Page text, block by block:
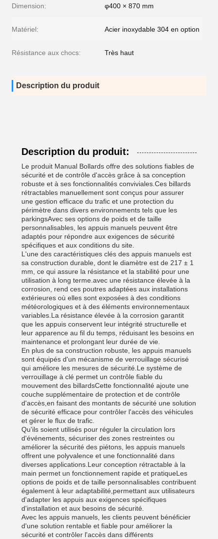
Dimension: φ400 × 870 mm
Matériel: Acier inoxydable 304 en option
Résistance aux chocs: Très haut
Description du produit
Description du produit:
Le produit Manual Bollards offre des solutions fiables de
sécurité et de contrôle d'accès grâce à sa conception
robuste et à ses fonctionnalités conviviales.Ces billards
rétractables manuellement sont conçus pour assurer
une gestion efficace du trafic et une protection du
périmètre dans divers environnements tels que les
parkingsAvec ses options de poids et de taille
personnalisables, les appuis manuels peuvent être
adaptés pour répondre aux exigences de sécurité
spécifiques et aux conditions du site.
L'une des caractéristiques clés des appuis manuels est
sa construction durable, dont le diamètre est de 217 ± 1
mm, ce qui assure la résistance et la stabilité pour une
utilisation à long terme.avec une résistance élevée à la
corrosion, rend ces poutres adaptées aux installations
extérieures où elles sont exposées à des conditions
météorologiques et à des éléments environnementaux
variables.La résistance élevée à la corrosion garantit
que les appuis conservent leur intégrité structurelle et
leur apparence au fil du temps, réduisant les besoins en
maintenance et prolongant leur durée de vie.
En plus de sa construction robuste, les appuis manuels
sont équipés d'un mécanisme de verrouillage sécurisé
qui améliore les mesures de sécurité.Le système de
verrouillage à clé permet un contrôle fiable du
mouvement des billardsCette fonctionnalité ajoute une
couche supplémentaire de protection et de contrôle
d'accès,en faisant des montants de sécurité une solution
de sécurité efficace pour contrôler l'accès des véhicules
et gérer le flux de trafic.
Qu'ils soient utilisés pour réguler la circulation lors
d'événements, sécuriser des zones restreintes ou
améliorer la sécurité des piétons, les appuis manuels
offrent une polyvalence et une fonctionnalité dans
diverses applications.Leur conception rétractable à la
main permet un fonctionnement rapide et pratiqueLes
options de poids et de taille personnalisables contribuent
également à leur adaptabilité,permettant aux utilisateurs
d'adapter les appuis aux exigences spécifiques
d'installation et aux besoins de sécurité.
Avec les appuis manuels, les clients peuvent bénéficier
d'une solution rentable et fiable pour améliorer la
sécurité et contrôler l'accès dans différents